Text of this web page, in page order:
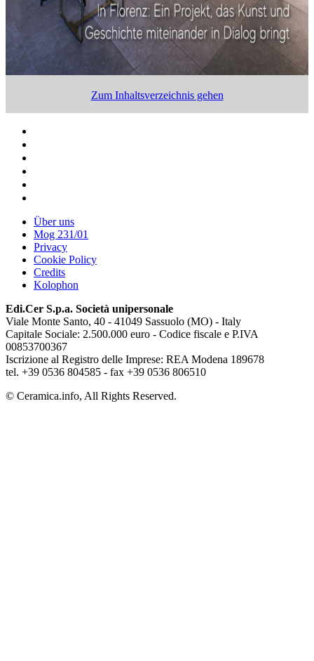
Zum Inhaltsverzeichnis gehen
Über uns
Mog 231/01
Privacy
Cookie Policy
Credits
Kolophon
Edi.Cer S.p.a. Società unipersonale
Viale Monte Santo, 40 - 41049 Sassuolo (MO) - Italy
Capitale Sociale: 2.500.000 euro - Codice fiscale e P.IVA
00853700367
Iscrizione al Registro delle Imprese: REA Modena 189678
tel. +39 0536 804585 - fax +39 0536 806510
© Ceramica.info, All Rights Reserved.